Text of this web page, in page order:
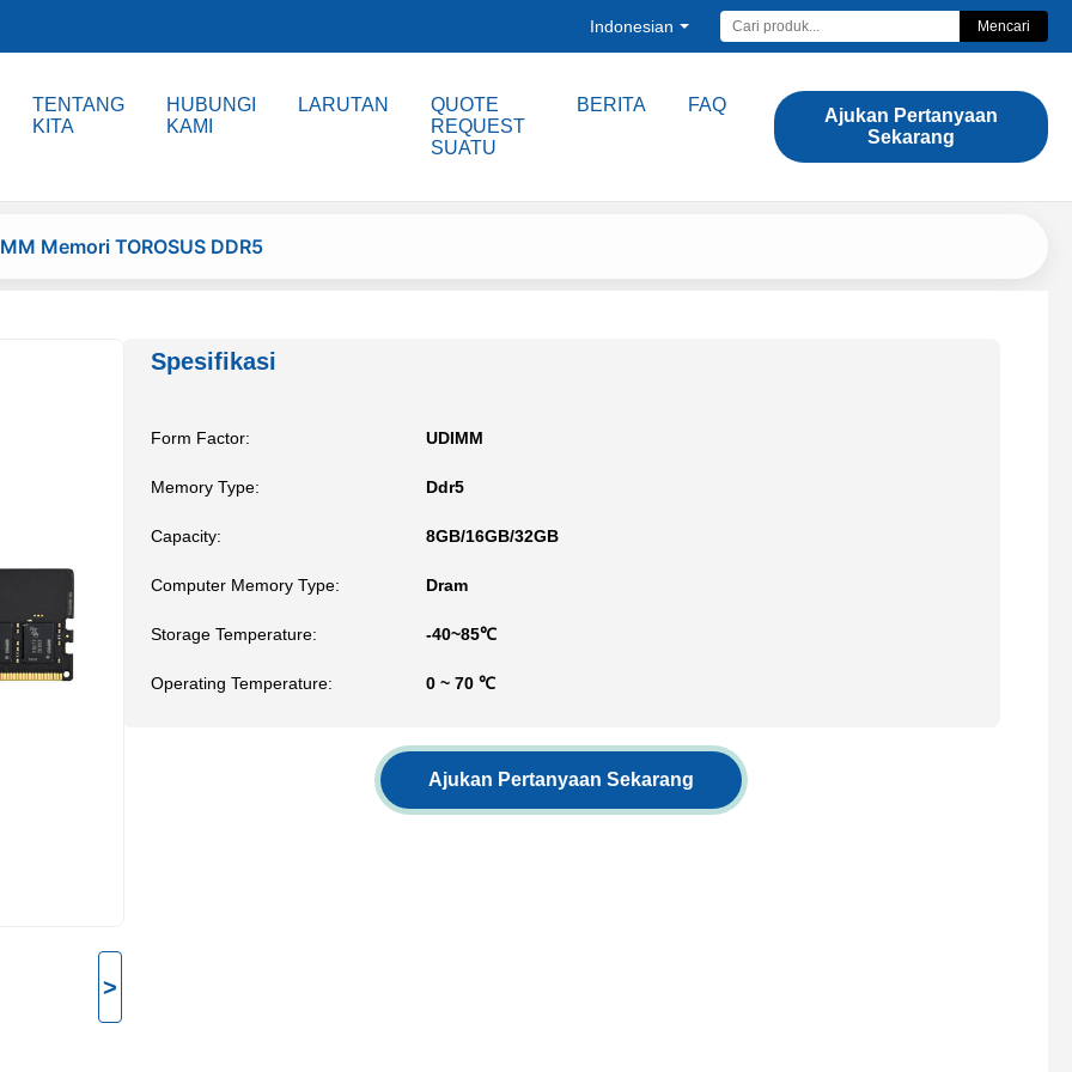
Indonesian Mencari
TENTANG
KITA
HUBUNGI
KAMI
LARUTAN
QUOTE
REQUEST
SUATU
BERITA FAQ
Ajukan Pertanyaan
Sekarang
Memori TOROSUS DDR5
>
Spesifikasi
Form Factor: UDIMM
Memory Type: Ddr5
Capacity: 8GB/16GB/32GB
Computer Memory Type: Dram
Storage Temperature: -40~85℃
Operating Temperature: 0 ~ 70 ℃
Ajukan Pertanyaan Sekarang